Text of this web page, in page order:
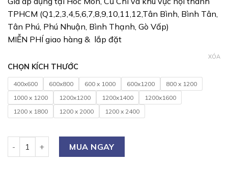
TPHCM (Q1,2,3,4,5,6,7,8,9,10,11,12,Tân Bình, Bình Tân,
Tân Phú, Phú Nhuận, Bình Thạnh, Gò Vấp)
MIỄN PHÍ giao hàng & lắp đặt
CHỌN KÍCH THƯỚC
400x600 600x800 600 x 1000 600x1200
800 x 1200
1000 x 1200
1200x1200 1200x1400
1200x1600
1200 x 1800
1200 x 2000 1200 x 2400
XÓA
MUA NGAY